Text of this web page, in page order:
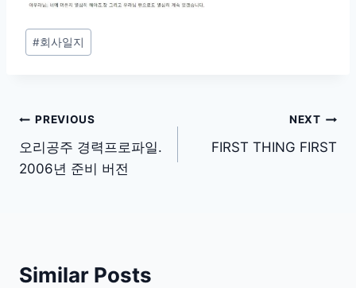
Post
Tags:
#회사일지
글
탐
색
PREVIOUS
오리공주 경력프로파일.
2006년 준비 버전
NEXT
FIRST THING FIRST
Similar Posts